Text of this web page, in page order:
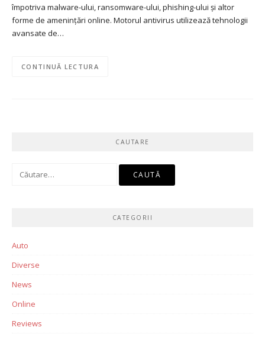
împotriva malware-ului, ransomware-ului, phishing-ului și altor
forme de amenințări online. Motorul antivirus utilizează tehnologii
avansate de…
CONTINUĂ LECTURA
CAUTARE
Caută
CATEGORII
Auto
Diverse
News
Online
Reviews